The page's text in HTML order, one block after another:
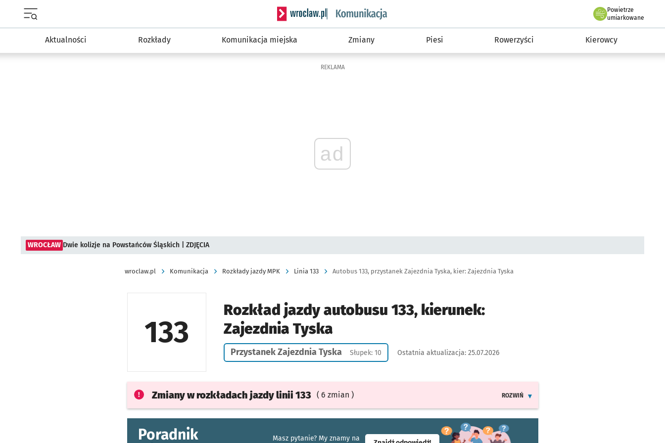
Serwis informacyjny wroclaw.pl podserwis: Komunikacja
Powietrze
we Wrocławiu
umiarkowane
Aktualności Rozkłady Komunikacja miejska Zmiany Piesi Rowerzyści Kierowcy
REKLAMA
ad
WROCŁAW Dwie kolizje na Powstańców Śląskich | ZDJĘCIA
wroclaw.pl Komunikacja Rozkłady jazdy MPK Linia 133 Autobus 133, przystanek Zajezdnia Tyska, kier: Zajezdnia Tyska
133
Rozkład jazdy autobusu 133, kierunek:
Zajezdnia Tyska
Przystanek Zajezdnia Tyska Słupek: 10 Ostatnia aktualizacja: 25.07.2026
Zmiany w rozkładach jazdylinii 133 ( 6 zmian )
ROZWIŃ
Poradnik
Masz pytanie? My znamy na